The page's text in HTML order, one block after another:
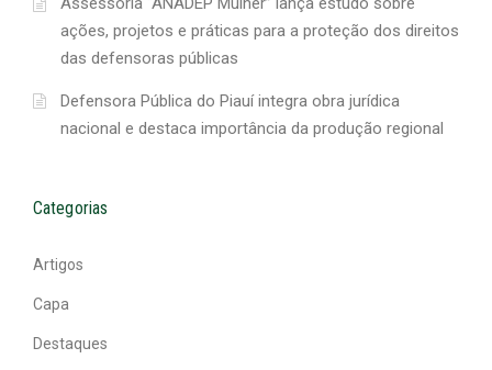
ações, projetos e práticas para a proteção dos direitos
das defensoras públicas
Defensora Pública do Piauí integra obra jurídica
nacional e destaca importância da produção regional
Categorias
Artigos
Capa
Destaques